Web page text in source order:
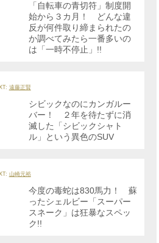
「自転車の青切符」制度開
始から３カ月！ どんな違
反が何件取り締まられたの
か調べてみたら一番多いの
は「一時不停止」!!
遠藤正賢
シビックなのにカンガルー
バー！ ２年を待たずに消
滅した「シビックシャト
ル」という異色のSUV
山崎元裕
今度の毒蛇は830馬力！ 蘇
ったシェルビー「スーパー
スネーク」は狂暴なスペッ
ク!!